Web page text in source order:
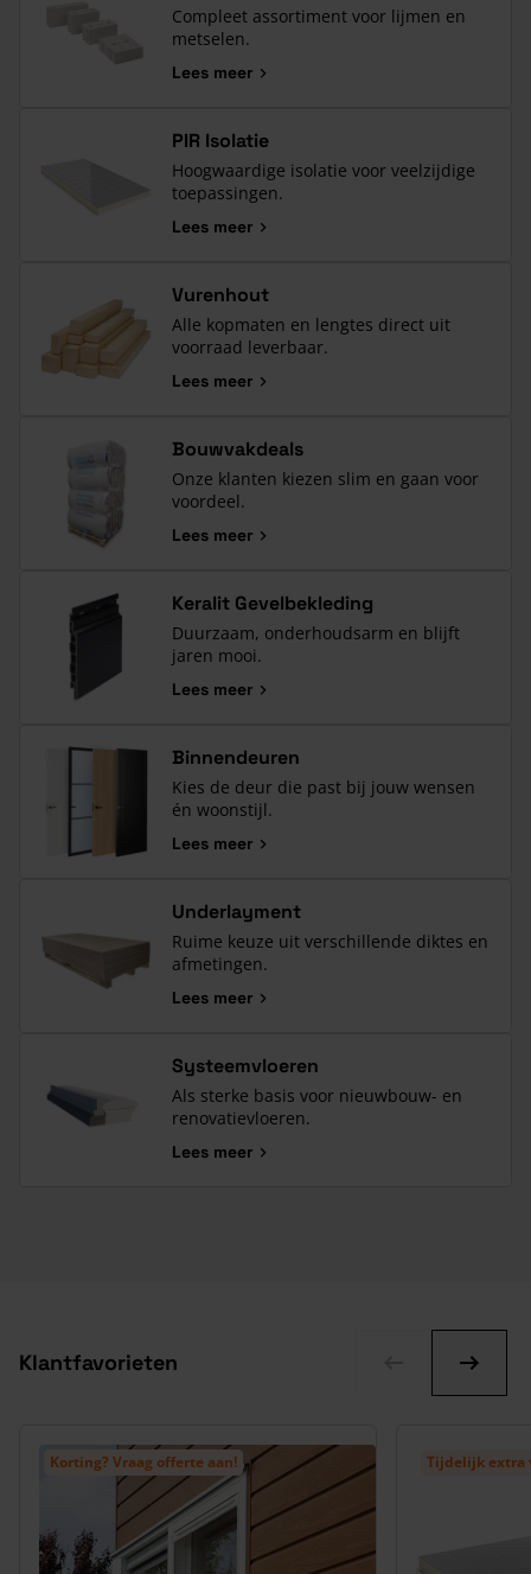
Compleet assortiment voor lijmen en
metselen.
Lees meer
PIR Isolatie
Hoogwaardige isolatie voor veelzijdige
toepassingen.
Lees meer
Vurenhout
Alle kopmaten en lengtes direct uit
voorraad leverbaar.
Lees meer
Bouwvakdeals
Onze klanten kiezen slim en gaan voor
voordeel.
Lees meer
Keralit Gevelbekleding
Duurzaam, onderhoudsarm en blijft
jaren mooi.
Lees meer
Binnendeuren
Kies de deur die past bij jouw wensen
én woonstijl.
Lees meer
Underlayment
Ruime keuze uit verschillende diktes en
afmetingen.
Lees meer
Systeemvloeren
Als sterke basis voor nieuwbouw- en
renovatievloeren.
Lees meer
Klantfavorieten
Korting? Vraag offerte aan! Tijdelijk extra